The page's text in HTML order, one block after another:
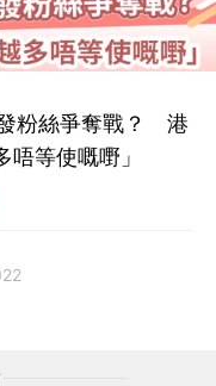
發粉絲爭奪戰？ 港
等使嘅嘢」